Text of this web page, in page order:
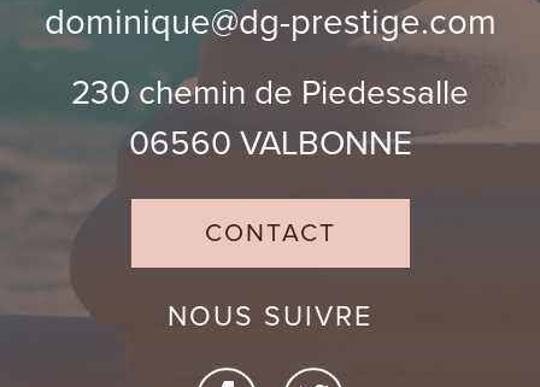
dominique@dg-prestige.com
230 chemin de Piedessalle
06560 VALBONNE
CONTACT
NOUS SUIVRE